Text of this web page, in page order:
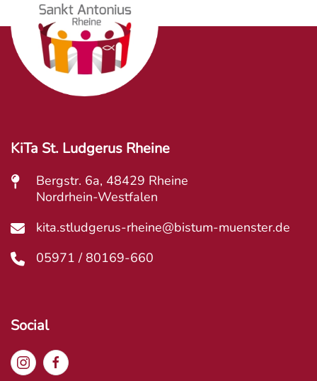
KiTa St. Ludgerus Rheine
Bergstr. 6a, 48429 Rheine
Nordrhein-Westfalen
kita.stludgerus-rheine@bistum-muenster.de
05971 / 80169-660
Social